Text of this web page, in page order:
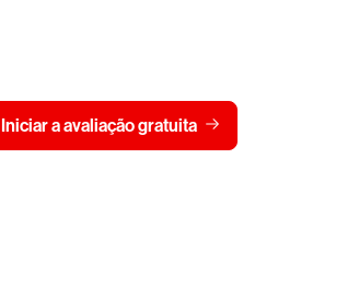
Iniciar a avaliação gratuita